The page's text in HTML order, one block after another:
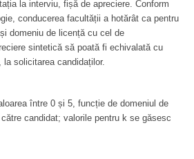
la interviu, fișă de apreciere. Conform
conducerea facultății a hotărât ca pentru
domeniu de licență cu cel de
sintetică să poată fi echivalată cu
la solicitarea candidaților.
între 0 și 5, funcție de domeniul de
candidat; valorile pentru k se găsesc